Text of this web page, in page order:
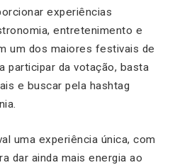
experiências
entretenimento e
um dos maiores festivais de
participar da votação, basta
e buscar pela hashtag
uma experiência única, com
dar ainda mais energia ao